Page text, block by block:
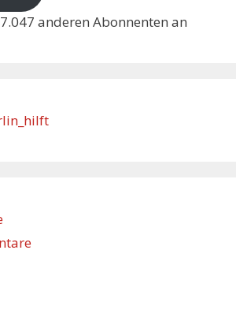
anderen Abonnenten an